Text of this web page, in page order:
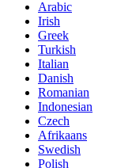
Arabic
Irish
Greek
Turkish
Italian
Danish
Romanian
Indonesian
Czech
Afrikaans
Swedish
Polish